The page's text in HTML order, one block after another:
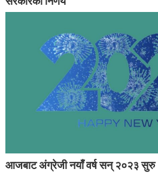
आजबाट अंग्रेजी नयाँ वर्ष सन् २०२३ सुरु